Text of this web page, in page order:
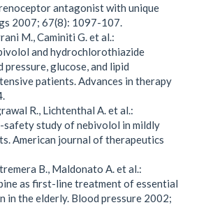
antagonist with unique
2007; 67(8): 1097-107.
M., Caminiti G. et al.:
and hydrochlorothiazide
glucose, and lipid
patients. Advances in therapy
R., Lichtenthal A. et al.:
study of nebivolol in mildly
American journal of therapeutics
B., Maldonato A. et al.:
as first-line treatment of essential
in the elderly. Blood pressure 2002;